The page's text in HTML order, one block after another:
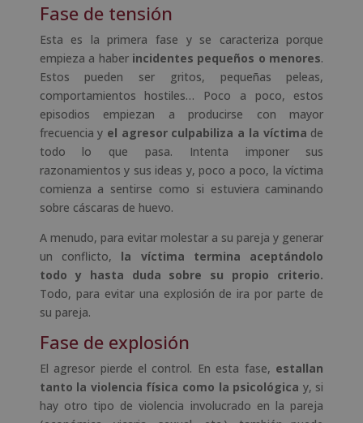
Fase de tensión
Esta es la primera fase y se caracteriza porque
empieza a haber incidentes pequeños o menores.
Estos pueden ser gritos, pequeñas peleas,
comportamientos hostiles… Poco a poco, estos
episodios empiezan a producirse con mayor
frecuencia y el agresor culpabiliza a la víctima de
todo lo que pasa. Intenta imponer sus
razonamientos y sus ideas y, poco a poco, la víctima
comienza a sentirse como si estuviera caminando
sobre cáscaras de huevo.
A menudo, para evitar molestar a su pareja y generar
un conflicto, la víctima termina aceptándolo
todo y hasta duda sobre su propio criterio.
Todo, para evitar una explosión de ira por parte de
su pareja.
Fase de explosión
El agresor pierde el control. En esta fase, estallan
tanto la violencia física como la psicológica y, si
hay otro tipo de violencia involucrado en la pareja